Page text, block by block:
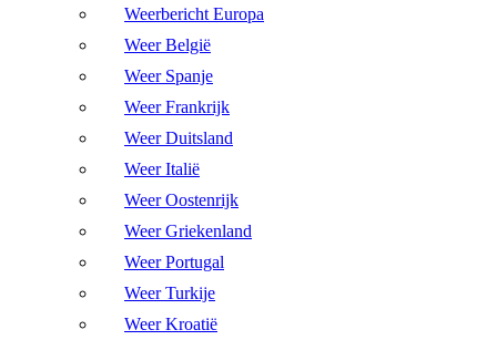
Weerbericht Europa
Weer België
Weer Spanje
Weer Frankrijk
Weer Duitsland
Weer Italië
Weer Oostenrijk
Weer Griekenland
Weer Portugal
Weer Turkije
Weer Kroatië